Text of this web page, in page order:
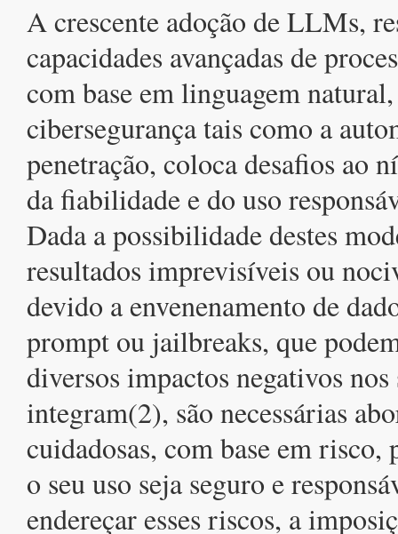
A crescente adoção de LLMs,
capacidades avançadas de
com base em linguagem
cibersegurança tais como a
penetração, coloca desafios ao
da fiabilidade e do uso
Dada a possibilidade destes
resultados imprevisíveis ou
devido a envenenamento de
prompt ou jailbreaks, que
diversos impactos negativos nos
integram(2), são necessárias
cuidadosas, com base em risco,
o seu uso seja seguro e
endereçar esses riscos, a